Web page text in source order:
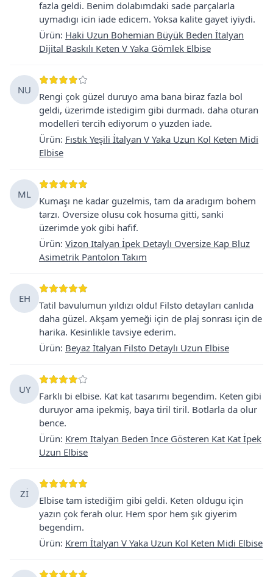
fazla geldi. Benim dolabımdaki sade parçalarla
uymadıgı icin iade edicem. Yoksa kalite gayet iyiydi.
Ürün: Haki Uzun Bohemian Büyük Beden İtalyan
Dijital Baskılı Keten V Yaka Gömlek Elbise
NU
Rengi çok güzel duruyo ama bana biraz fazla bol
geldi, üzerimde istedigim gibi durmadı. daha oturan
modelleri tercih ediyorum o yuzden iade.
Ürün: Fıstık Yeşili İtalyan V Yaka Uzun Kol Keten Midi
Elbise
ML
Kumaşı ne kadar guzelmis, tam da aradıgım bohem
tarzı. Oversize olusu cok hosuma gitti, sanki
üzerimde yok gibi hafif.
Ürün: Vizon Italyan İpek Detaylı Oversize Kap Bluz
Asimetrik Pantolon Takım
EH
Tatil bavulumun yıldızı oldu! Filsto detayları canlıda
daha güzel. Akşam yemeği için de plaj sonrası için de
harika. Kesinlikle tavsiye ederim.
Ürün: Beyaz İtalyan Filsto Detaylı Uzun Elbise
UY
Farklı bi elbise. Kat kat tasarımı begendim. Keten gibi
duruyor ama ipekmiş, baya tiril tiril. Botlarla da olur
bence.
Ürün: Krem Italyan Beden İnce Gösteren Kat Kat İpek
Uzun Elbise
Zİ
Elbise tam istediğim gibi geldi. Keten oldugu için
yazın çok ferah olur. Hem spor hem şık giyerim
begendim.
Ürün: Krem İtalyan V Yaka Uzun Kol Keten Midi Elbise